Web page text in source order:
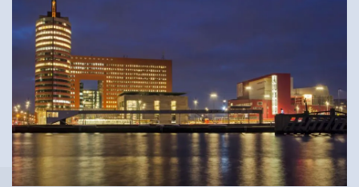
LOCAL LIFE
OVER ONS
FAQ
Reviews
Werken bij